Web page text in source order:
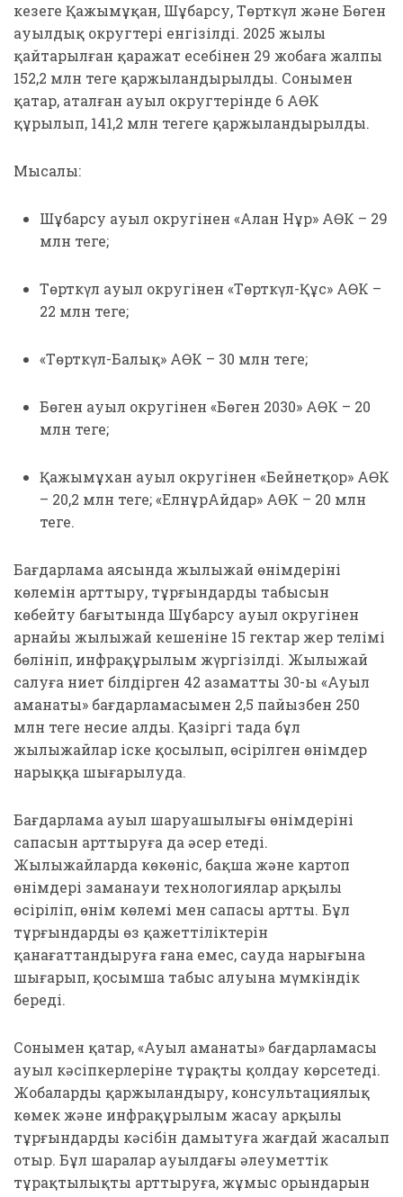
кезеңге Қажымұқан, Шұбарсу, Төрткүл және Бөген
ауылдық округтері енгізілді. 2025 жылы
қайтарылған қаражат есебінен 29 жобаға жалпы
152,2 млн теңге қаржыландырылды. Сонымен
қатар, аталған ауыл округтерінде 6 АӨК
құрылып, 141,2 млн теңгеге қаржыландырылды.
Мысалы:
Шұбарсу ауыл округінен «Алан Нұр» АӨК – 29
млн теңге;
Төрткүл ауыл округінен «Төрткүл-Құс» АӨК –
22 млн теңге;
«Төрткүл-Балық» АӨК – 30 млн теңге;
Бөген ауыл округінен «Бөген 2030» АӨК – 20
млн теңге;
Қажымұхан ауыл округінен «Бейнетқор» АӨК
– 20,2 млн теңге; «ЕлнұрАйдар» АӨК – 20 млн
теңге.
Бағдарлама аясында жылыжай өнімдерінің
көлемін арттыру, тұрғындардың табысын
көбейту бағытында Шұбарсу ауыл округінен
арнайы жылыжай кешеніне 15 гектар жер телімі
бөлініп, инфрақұрылым жүргізілді. Жылыжай
салуға ниет білдірген 42 азаматтың 30-ы «Ауыл
аманаты» бағдарламасымен 2,5 пайызбен 250
млн теңге несие алды. Қазіргі таңда бұл
жылыжайлар іске қосылып, өсірілген өнімдер
нарыққа шығарылуда.
Бағдарлама ауыл шаруашылығы өнімдерінің
сапасын арттыруға да әсер етеді.
Жылыжайларда көкөніс, бақша және картоп
өнімдері заманауи технологиялар арқылы
өсіріліп, өнім көлемі мен сапасы артты. Бұл
тұрғындардың өз қажеттіліктерін
қанағаттандыруға ғана емес, сауда нарығына
шығарып, қосымша табыс алуына мүмкіндік
береді.
Сонымен қатар, «Ауыл аманаты» бағдарламасы
ауыл кәсіпкерлеріне тұрақты қолдау көрсетеді.
Жобаларды қаржыландыру, консультациялық
көмек және инфрақұрылым жасау арқылы
тұрғындардың кәсібін дамытуға жағдай жасалып
отыр. Бұл шаралар ауылдағы әлеуметтік
тұрақтылықты арттыруға, жұмыс орындарын